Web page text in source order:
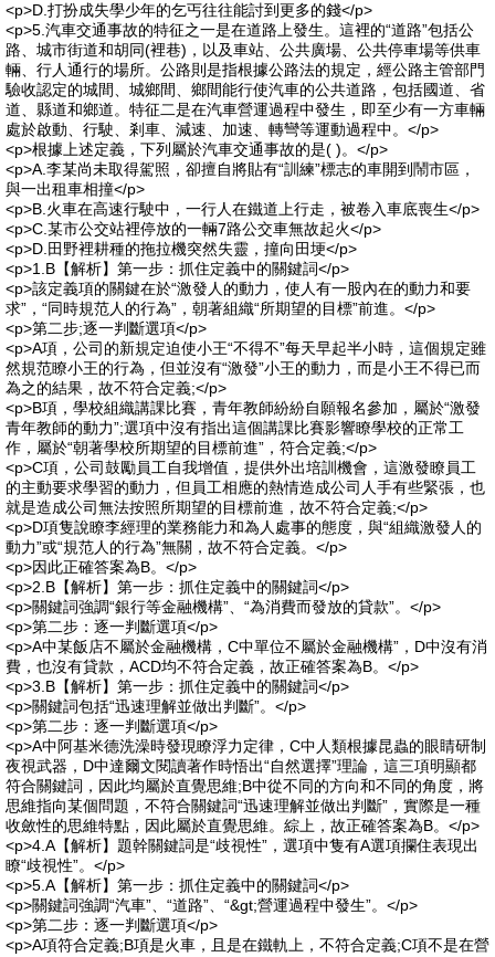
<p>D.打扮成失學少年的乞丐往往能討到更多的錢</p>
<p>5.汽車交通事故的特征之一是在道路上發生。這裡的“道路”包括公
路、城市街道和胡同(裡巷)，以及車站、公共廣場、公共停車場等供車
輛、行人通行的場所。公路則是指根據公路法的規定，經公路主管部門
驗收認定的城間、城鄉間、鄉間能行使汽車的公共道路，包括國道、省
道、縣道和鄉道。特征二是在汽車營運過程中發生，即至少有一方車輛
處於啟動、行駛、剎車、減速、加速、轉彎等運動過程中。</p>
<p>根據上述定義，下列屬於汽車交通事故的是( )。</p>
<p>A.李某尚未取得駕照，卻擅自將貼有“訓練”標志的車開到鬧市區，
與一出租車相撞</p>
<p>B.火車在高速行駛中，一行人在鐵道上行走，被卷入車底喪生</p>
<p>C.某市公交站裡停放的一輛7路公交車無故起火</p>
<p>D.田野裡耕種的拖拉機突然失靈，撞向田埂</p>
<p>1.B【解析】第一步：抓住定義中的關鍵詞</p>
<p>該定義項的關鍵在於“激發人的動力，使人有一股內在的動力和要
求”，“同時規范人的行為”，朝著組織“所期望的目標”前進。</p>
<p>第二步;逐一判斷選項</p>
<p>A項，公司的新規定迫使小王“不得不”每天早起半小時，這個規定雖
然規范瞭小王的行為，但並沒有“激發”小王的動力，而是小王不得已而
為之的結果，故不符合定義;</p>
<p>B項，學校組織講課比賽，青年教師紛紛自願報名參加，屬於“激發
青年教師的動力”;選項中沒有指出這個講課比賽影響瞭學校的正常工
作，屬於“朝著學校所期望的目標前進”，符合定義;</p>
<p>C項，公司鼓勵員工自我增值，提供外出培訓機會，這激發瞭員工
的主動要求學習的動力，但員工相應的熱情造成公司人手有些緊張，也
就是造成公司無法按照所期望的目標前進，故不符合定義;</p>
<p>D項隻說瞭李經理的業務能力和為人處事的態度，與“組織激發人的
動力”或“規范人的行為”無關，故不符合定義。</p>
<p>因此正確答案為B。</p>
<p>2.B【解析】第一步：抓住定義中的關鍵詞</p>
<p>關鍵詞強調“銀行等金融機構”、“為消費而發放的貸款”。</p>
<p>第二步：逐一判斷選項</p>
<p>A中某飯店不屬於金融機構，C中單位不屬於金融機構”，D中沒有消
費，也沒有貸款，ACD均不符合定義，故正確答案為B。</p>
<p>3.B【解析】第一步：抓住定義中的關鍵詞</p>
<p>關鍵詞包括“迅速理解並做出判斷”。</p>
<p>第二步：逐一判斷選項</p>
<p>A中阿基米德洗澡時發現瞭浮力定律，C中人類根據昆蟲的眼睛研制
夜視武器，D中達爾文閱讀著作時悟出“自然選擇”理論，這三項明顯都
符合關鍵詞，因此均屬於直覺思維;B中從不同的方向和不同的角度，將
思維指向某個問題，不符合關鍵詞“迅速理解並做出判斷”，實際是一種
收斂性的思維特點，因此屬於直覺思維。綜上，故正確答案為B。</p>
<p>4.A【解析】題幹關鍵詞是“歧視性”，選項中隻有A選項攔住表現出
瞭“歧視性”。</p>
<p>5.A【解析】第一步：抓住定義中的關鍵詞</p>
<p>關鍵詞強調“汽車”、“道路”、“&gt;營運過程中發生”。</p>
<p>第二步：逐一判斷選項</p>
<p>A項符合定義;B項是火車，且是在鐵軌上，不符合定義;C項不是在營